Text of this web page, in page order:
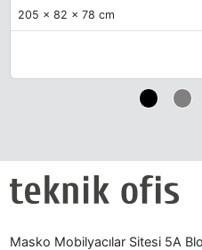
205 x 82 x 78 cm
Masko Mobilyacılar Sitesi 5A